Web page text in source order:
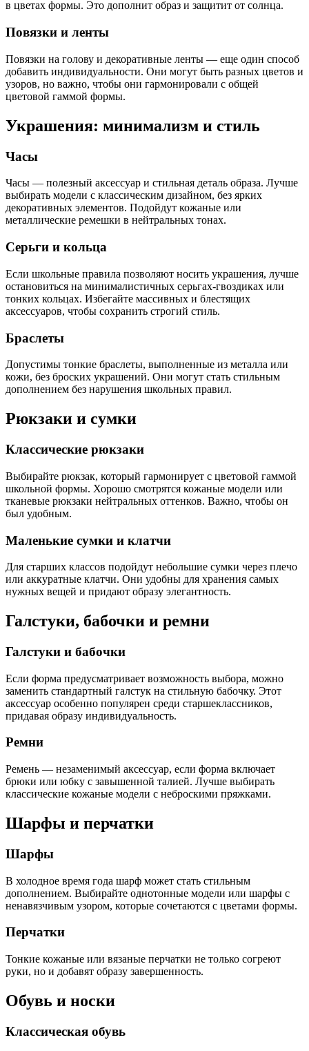
в цветах формы. Это дополнит образ и защитит от солнца.
Повязки и ленты
Повязки на голову и декоративные ленты — еще один способ
добавить индивидуальности. Они могут быть разных цветов и
узоров, но важно, чтобы они гармонировали с общей
цветовой гаммой формы.
Украшения: минимализм и стиль
Часы
Часы — полезный аксессуар и стильная деталь образа. Лучше
выбирать модели с классическим дизайном, без ярких
декоративных элементов. Подойдут кожаные или
металлические ремешки в нейтральных тонах.
Серьги и кольца
Если школьные правила позволяют носить украшения, лучше
остановиться на минималистичных серьгах-гвоздиках или
тонких кольцах. Избегайте массивных и блестящих
аксессуаров, чтобы сохранить строгий стиль.
Браслеты
Допустимы тонкие браслеты, выполненные из металла или
кожи, без броских украшений. Они могут стать стильным
дополнением без нарушения школьных правил.
Рюкзаки и сумки
Классические рюкзаки
Выбирайте рюкзак, который гармонирует с цветовой гаммой
школьной формы. Хорошо смотрятся кожаные модели или
тканевые рюкзаки нейтральных оттенков. Важно, чтобы он
был удобным.
Маленькие сумки и клатчи
Для старших классов подойдут небольшие сумки через плечо
или аккуратные клатчи. Они удобны для хранения самых
нужных вещей и придают образу элегантность.
Галстуки, бабочки и ремни
Галстуки и бабочки
Если форма предусматривает возможность выбора, можно
заменить стандартный галстук на стильную бабочку. Этот
аксессуар особенно популярен среди старшеклассников,
придавая образу индивидуальность.
Ремни
Ремень — незаменимый аксессуар, если форма включает
брюки или юбку с завышенной талией. Лучше выбирать
классические кожаные модели с неброскими пряжками.
Шарфы и перчатки
Шарфы
В холодное время года шарф может стать стильным
дополнением. Выбирайте однотонные модели или шарфы с
ненавязчивым узором, которые сочетаются с цветами формы.
Перчатки
Тонкие кожаные или вязаные перчатки не только согреют
руки, но и добавят образу завершенность.
Обувь и носки
Классическая обувь